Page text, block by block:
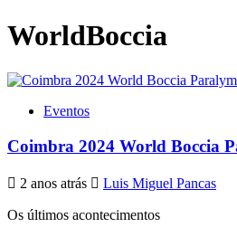
WorldBoccia
Eventos
Coimbra 2024 World Boccia
2 anos atrás Luis Miguel Pancas
Os últimos acontecimentos